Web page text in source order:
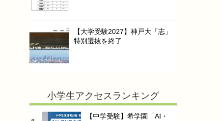
【大学受験2027】神戸大「志」
特別選抜を終了
小学生アクセスランキング
【中学受験】希学園「AI・